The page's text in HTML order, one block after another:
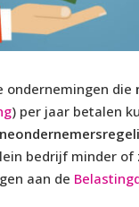
ondernemingen die
) per jaar betalen
bedrijf minder of
aan de